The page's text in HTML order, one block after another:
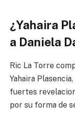
¿Yahaira
a Daniela
Ric La Torre
Yahaira
fuertes
por su forma de